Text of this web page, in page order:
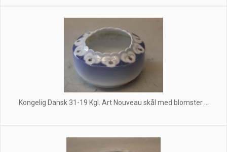
Kongelig Dansk 31-19 Kgl. Art Nouveau skål med blomster ...